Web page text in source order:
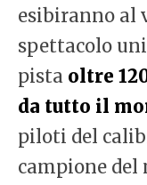
esibiranno al
spettacolo
pista oltre
da tutto il
piloti del
campione del